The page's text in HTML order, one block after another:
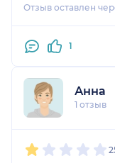
Отзыв оставлен
1
Анна
1 отзыв